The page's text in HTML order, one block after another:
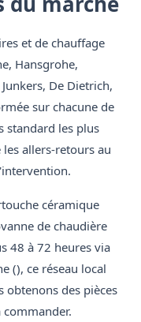
et de chauffage
Hansgrohe,
De Dietrich,
sur chacune de
standard les plus
allers-retours au
céramique
de chaudière
48 à 72 heures via
(), ce réseau local
des pièces